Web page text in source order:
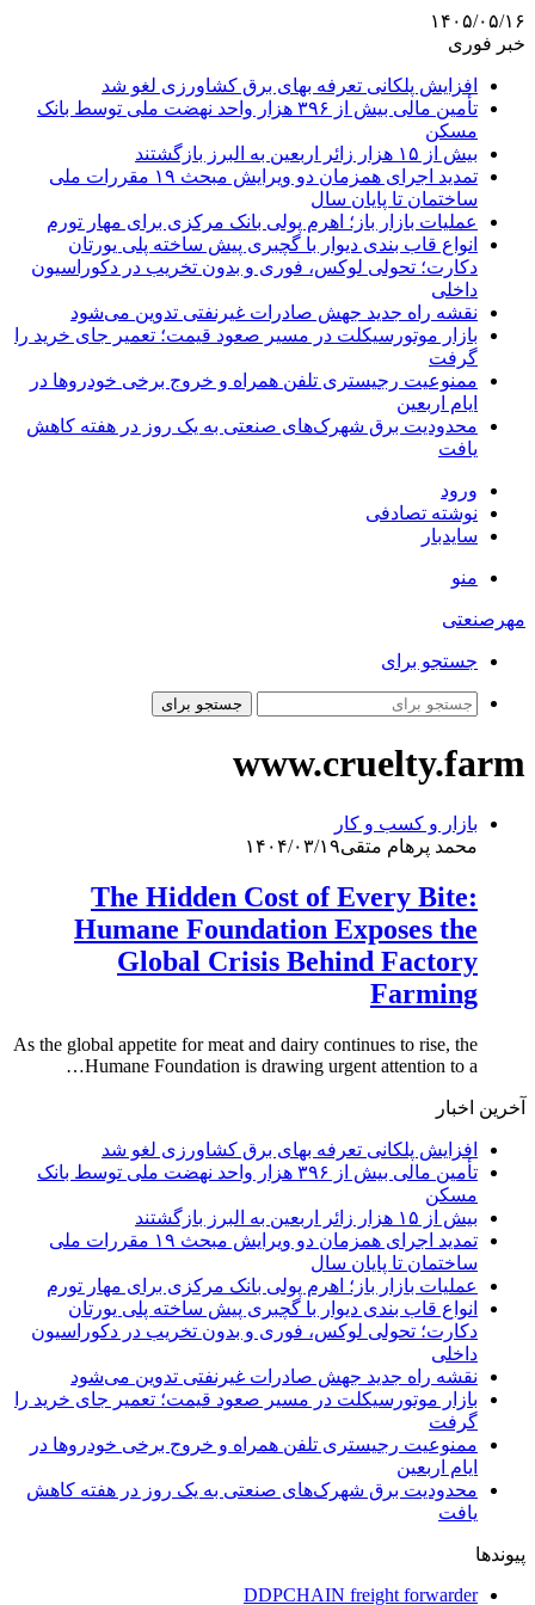
۱۴۰۵/۰۵/۱۶
خبر فوری
افزایش پلکانی تعرفه بهای برق کشاورزی لغو شد
تأمین مالی بیش از ۳۹۶ هزار واحد نهضت ملی توسط بانک
مسکن
بیش از ۱۵ هزار زائر اربعین به البرز بازگشتند
تمدید اجرای همزمان دو ویرایش مبحث ۱۹ مقررات ملی
ساختمان تا پایان سال
عملیات بازار باز؛ اهرم پولی بانک مرکزی برای مهار تورم
انواع قاب بندی دیوار با گچبری پیش ساخته پلی یورتان
دکارت؛ تحولی لوکس، فوری و بدون تخریب در دکوراسیون
داخلی
نقشه راه جدید جهش صادرات غیرنفتی تدوین می‌شود
بازار موتورسیکلت در مسیر صعود قیمت؛ تعمیر جای خرید را
گرفت
ممنوعیت رجیستری تلفن همراه و خروج برخی خودروها در
ایام اربعین
محدودیت برق شهرک‌های صنعتی به یک روز در هفته کاهش
یافت
ورود
نوشته تصادفی
سایدبار
منو
مهرصنعتی
جستجو برای
جستجو برای
www.cruelty.farm
بازار و کسب و کار
محمد پرهام متقی۱۴۰۴/۰۳/۱۹
The Hidden Cost of Every Bite:
Humane Foundation Exposes the
Global Crisis Behind Factory
Farming
As the global appetite for meat and dairy continues to rise, the
Humane Foundation is drawing urgent attention to a…
آخرین اخبار
افزایش پلکانی تعرفه بهای برق کشاورزی لغو شد
تأمین مالی بیش از ۳۹۶ هزار واحد نهضت ملی توسط بانک
مسکن
بیش از ۱۵ هزار زائر اربعین به البرز بازگشتند
تمدید اجرای همزمان دو ویرایش مبحث ۱۹ مقررات ملی
ساختمان تا پایان سال
عملیات بازار باز؛ اهرم پولی بانک مرکزی برای مهار تورم
انواع قاب بندی دیوار با گچبری پیش ساخته پلی یورتان
دکارت؛ تحولی لوکس، فوری و بدون تخریب در دکوراسیون
داخلی
نقشه راه جدید جهش صادرات غیرنفتی تدوین می‌شود
بازار موتورسیکلت در مسیر صعود قیمت؛ تعمیر جای خرید را
گرفت
ممنوعیت رجیستری تلفن همراه و خروج برخی خودروها در
ایام اربعین
محدودیت برق شهرک‌های صنعتی به یک روز در هفته کاهش
یافت
پیوندها
DDPCHAIN freight forwarder